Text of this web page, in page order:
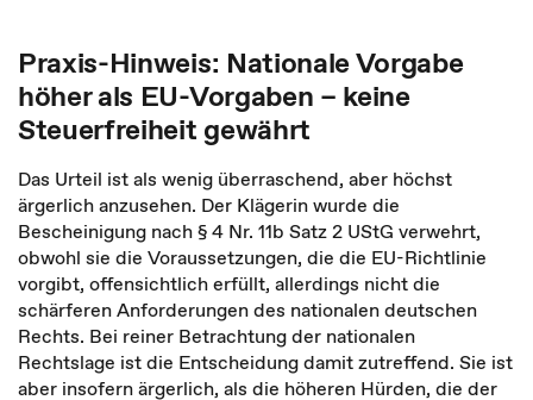
Praxis-Hinweis: Nationale Vorgabe
höher als EU-Vorgaben – keine
Steuerfreiheit gewährt
Das Urteil ist als wenig überraschend, aber höchst
ärgerlich anzusehen. Der Klägerin wurde die
Bescheinigung nach § 4 Nr. 11b Satz 2 UStG verwehrt,
obwohl sie die Voraussetzungen, die die EU-Richtlinie
vorgibt, offensichtlich erfüllt, allerdings nicht die
schärferen Anforderungen des nationalen deutschen
Rechts. Bei reiner Betrachtung der nationalen
Rechtslage ist die Entscheidung damit zutreffend. Sie ist
aber insofern ärgerlich, als die höheren Hürden, die der